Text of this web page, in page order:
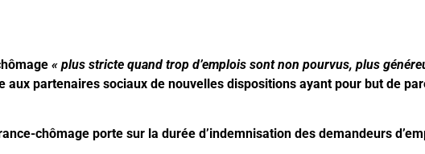
« plus stricte quand trop d’emplois sont non pourvus, plus
aux partenaires sociaux de nouvelles dispositions ayant pour but de
chômage porte sur la durée d’indemnisation des demandeurs